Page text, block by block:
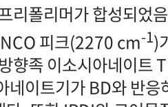
리폴리머가 합성되었
피크(2270 cm-1)
향족 이소시아네이트
네이트기가 BD와 반